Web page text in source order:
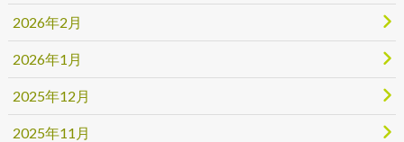
2026年2月
2026年1月
2025年12月
2025年11月